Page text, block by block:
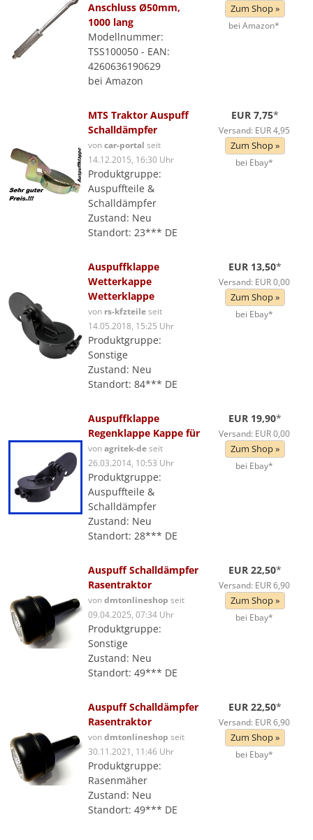
Anschluss Ø50mm,
1000 lang
Modellnummer:
TSS100050 - EAN:
4260636190629
bei Amazon
Zum Shop »
bei Amazon*
MTS Traktor Auspuff
Schalldämpfer
voncar-portal seit
14.12.2015, 16:30 Uhr
Produktgruppe:
Auspuffteile &
Schalldämpfer
Zustand: Neu
Standort: 23*** DE
EUR 7,75*
Versand: EUR 4,95
Zum Shop »
bei Ebay*
Auspuffklappe
Wetterkappe
Wetterklappe
von rs-kfzteileseit
14.05.2018, 15:25 Uhr
Produktgruppe:
Sonstige
Zustand: Neu
Standort: 84*** DE
EUR 13,50*
Versand: EUR 0,00
Zum Shop »
bei Ebay*
Auspuffklappe
Regenklappe Kappe für
vonagritek-deseit
26.03.2014, 10:53 Uhr
Produktgruppe:
Auspuffteile &
Schalldämpfer
Zustand: Neu
Standort: 28*** DE
EUR 19,90*
Versand: EUR 0,00
Zum Shop »
bei Ebay*
Auspuff Schalldämpfer
Rasentraktor
vondmtonlineshop seit
09.04.2025, 07:34 Uhr
Produktgruppe:
Sonstige
Zustand: Neu
Standort: 49*** DE
EUR 22,50*
Versand: EUR 6,90
Zum Shop »
bei Ebay*
Auspuff Schalldämpfer
Rasentraktor
vondmtonlineshop seit
30.11.2021, 11:46 Uhr
Produktgruppe:
Rasenmäher
Zustand: Neu
Standort: 49*** DE
EUR 22,50*
Versand: EUR 6,90
Zum Shop »
bei Ebay*